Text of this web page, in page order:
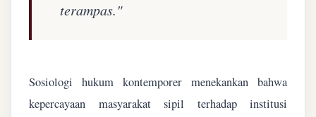
terampas."
Sosiologi hukum kontemporer menekankan bahwa
kepercayaan masyarakat sipil terhadap institusi